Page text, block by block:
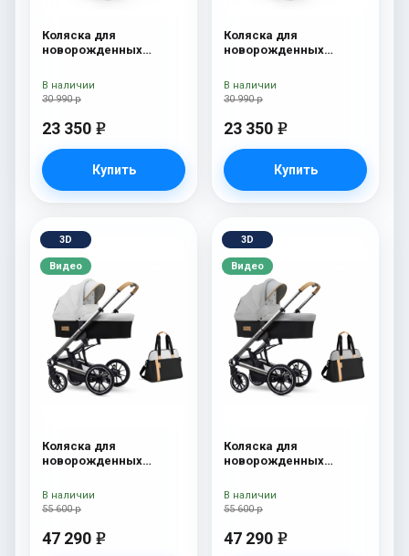
Коляска для
новорожденных
White) Red Lux
30 990 р
23 350 e
Купить
В наличии
Коляска для
новорожденных
White) Borduex
30 990 р
23 350 e
Купить
В наличии
3D
Видео
Коляска для
новорожденных
Sahara
55 600 р
47 290 e
В наличии
3D
Видео
Коляска для
новорожденных
Grey
55 600 р
47 290 e
В наличии